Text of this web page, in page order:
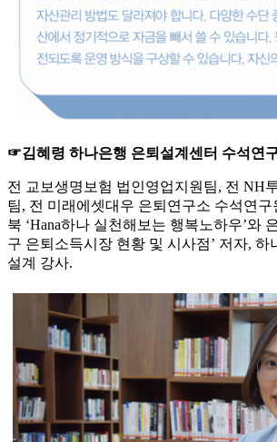
☞김혜령 하나은행 은퇴설계센터 수석연
전 교보생명보험 법인영업지원팀, 전 NH
팀, 전 미래에셋대우 은퇴연구소 수석연구
북 ‘Hana하나 실천해보는 행복노하우’와
구 은퇴소득시장 현황 및 시사점’ 저자, 하
설계 강사.